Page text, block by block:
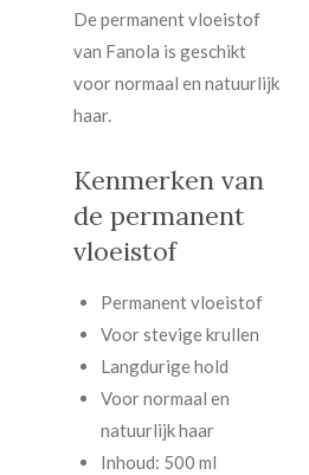
De permanent vloeistof
van Fanola is geschikt
voor normaal en natuurlijk
haar.
Kenmerken van
de permanent
vloeistof
Permanent vloeistof
Voor stevige krullen
Langdurige hold
Voor normaal en
natuurlijk haar
Inhoud: 500 ml